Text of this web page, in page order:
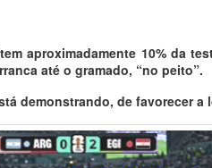
aproximadamente 10% da
até o gramado, “no peito”.
demonstrando, de favorecer a